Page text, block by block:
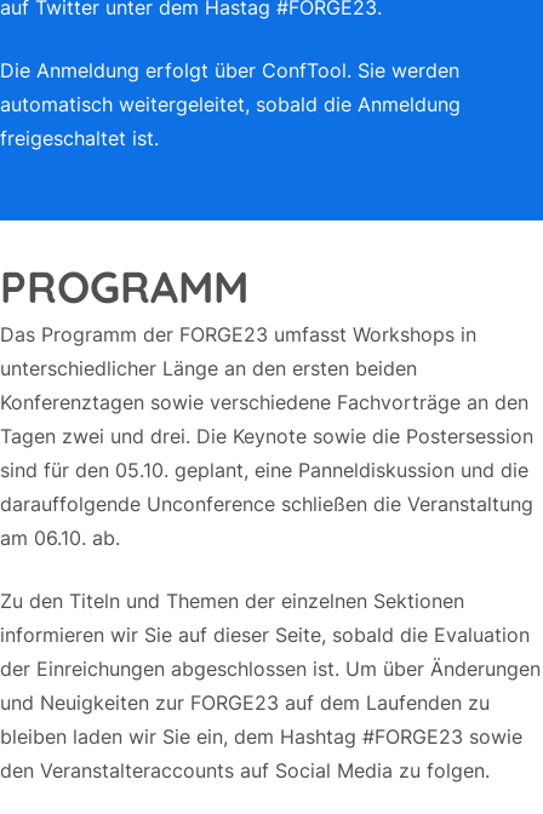
auf Twitter unter dem Hastag #FORGE23.
Die Anmeldung erfolgt über ConfTool. Sie werden
automatisch weitergeleitet, sobald die Anmeldung
freigeschaltet ist.
PROGRAMM
Das Programm der FORGE23 umfasst Workshops in
unterschiedlicher Länge an den ersten beiden
Konferenztagen sowie verschiedene Fachvorträge an den
Tagen zwei und drei. Die Keynote sowie die Postersession
sind für den 05.10. geplant, eine Panneldiskussion und die
darauffolgende Unconference schließen die Veranstaltung
am 06.10. ab.
Zu den Titeln und Themen der einzelnen Sektionen
informieren wir Sie auf dieser Seite, sobald die Evaluation
der Einreichungen abgeschlossen ist. Um über Änderungen
und Neuigkeiten zur FORGE23 auf dem Laufenden zu
bleiben laden wir Sie ein, dem Hashtag #FORGE23 sowie
den Veranstalteraccounts auf Social Media zu folgen.